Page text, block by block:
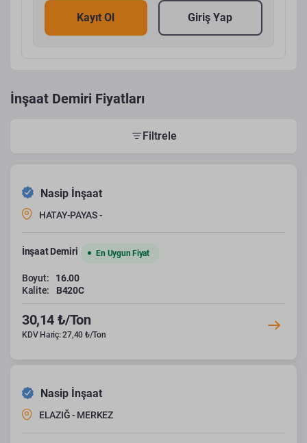
Kayıt Ol Giriş Yap
İnşaat Demiri Fiyatları
Filtrele
Nasip İnşaat
HATAY-PAYAS -
İnşaat Demiri En Uygun Fiyat
Boyut:
16.00
Kalite:
B420C
30,14 ₺/Ton
KDV Hariç: 27,40 ₺/Ton
Nasip İnşaat
ELAZIĞ - MERKEZ